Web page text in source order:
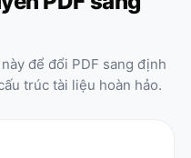
để đổi PDF sang định
trúc tài liệu hoàn hảo.